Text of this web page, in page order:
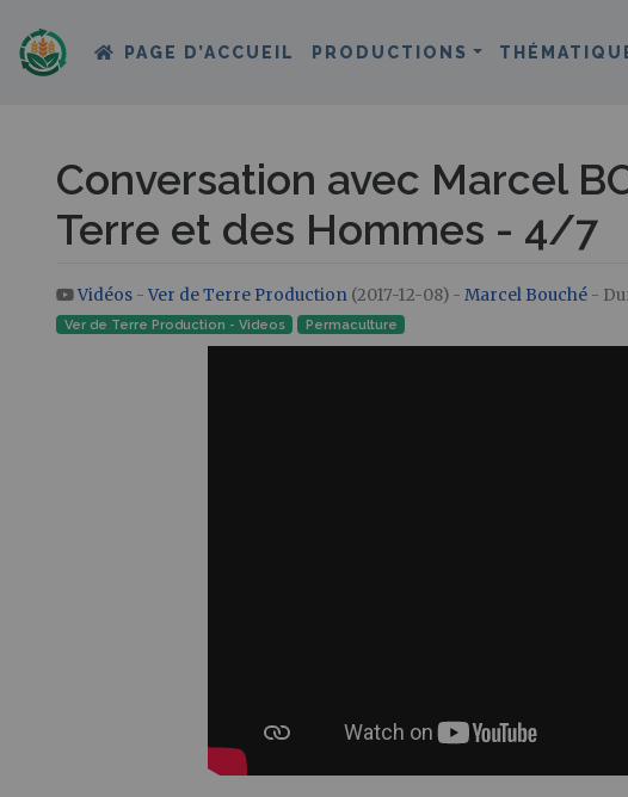
PAGE D’ACCUEIL PRODUCTIONS
Conversation avec Marcel
Terre et des Hommes - 4/7
Aller à :navigation,rechercher
Vidéos - Ver de Terre Production (2017-12-08) - Marcel Bouché -
Ver de Terre Production - Videos Permaculture